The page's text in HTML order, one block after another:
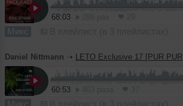
68:03
Микс
Daniel Nittmann ➝ LETO Exclusive 17 [PUR PUR Afterparty]
60:53
Микс